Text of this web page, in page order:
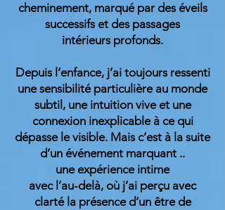
cheminement, marqué par des éveils
successifs et des passages
intérieurs profonds.
Depuis l’enfance, j’ai toujours ressenti
une sensibilité particulière au monde
subtil, une intuition vive et une
connexion inexplicable à ce qui
dépasse le visible. Mais c’est à la suite
d’un événement marquant ..
une expérience intime
avec l’au-delà, où j’ai perçu avec
clarté la présence d’un être de